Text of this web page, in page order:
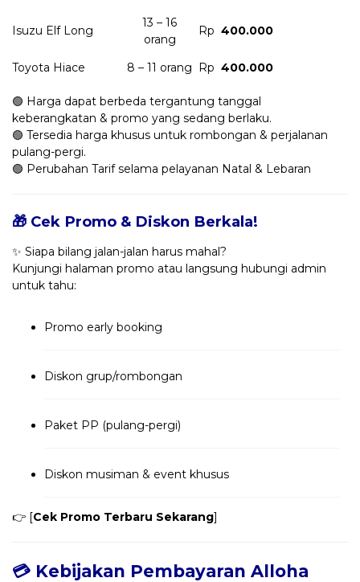
Isuzu Elf Long
13 – 16
orang
Rp 400.000
Toyota Hiace 8 – 11 orang Rp 400.000
🟢 Harga dapat berbeda tergantung tanggal
keberangkatan & promo yang sedang berlaku.
🟢 Tersedia harga khusus untuk rombongan & perjalanan
pulang-pergi.
🟢 Perubahan Tarif selama pelayanan Natal & Lebaran
🎁 Cek Promo & Diskon Berkala!
✨ Siapa bilang jalan-jalan harus mahal?
Kunjungi halaman promo atau langsung hubungi admin
untuk tahu:
Promo early booking
Diskon grup/rombongan
Paket PP (pulang-pergi)
Diskon musiman & event khusus
👉 [Cek Promo Terbaru Sekarang]
💳 Kebijakan Pembayaran Alloha